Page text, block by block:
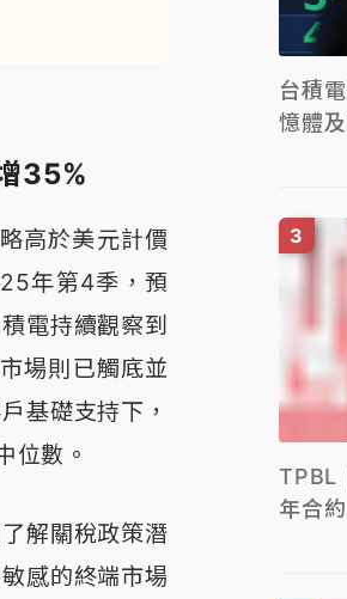
35%
高於美元計價
年第4季，預
電持續觀察到
場則已觸底並
基礎支持下，
位數。
解關稅政策潛
感的終端市場
台積
憶體
TPBL
年合